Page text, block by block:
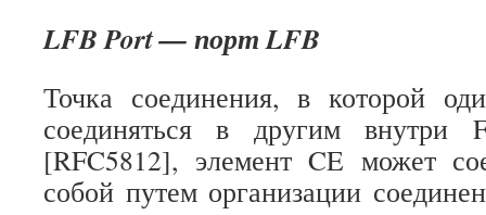
LFB Port — порт LFB
Точка соединения, в которой
соединяться в другим внутри
[RFC5812], элемент CE может
собой путем организации